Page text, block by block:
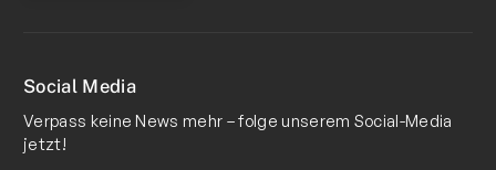
Social Media
Verpass keine News mehr – folge unserem Social-Media
jetzt!